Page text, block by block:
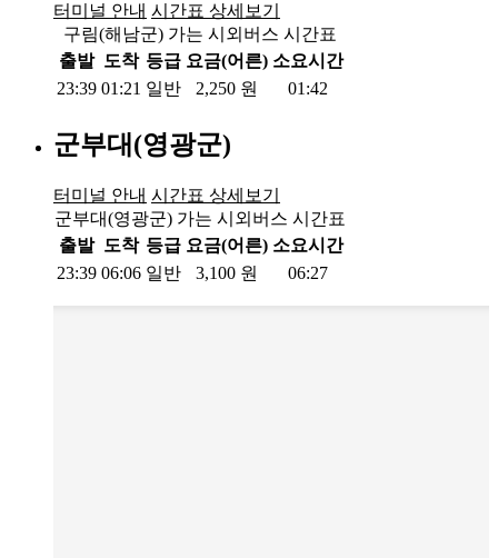
터미널 안내 시간표 상세보기
구림(해남군) 가는 시외버스 시간표
출발 도착 등급 요금(어른) 소요시간
23:39 01:21 일반 2,250 원 01:42
군부대(영광군)
터미널 안내 시간표 상세보기
군부대(영광군) 가는 시외버스 시간표
출발 도착 등급 요금(어른) 소요시간
23:39 06:06 일반 3,100 원 06:27